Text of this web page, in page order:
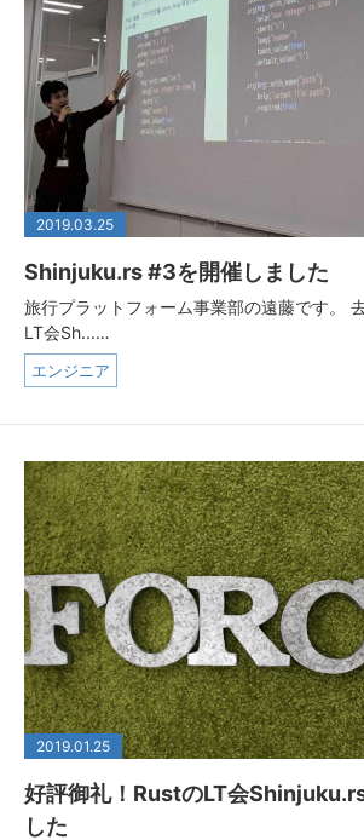
2019.03.25
Shinjuku.rs #3を開催しました
旅行プラットフォーム事業部の遠藤です。
LT会Sh...…
エンジニア
2019.01.25
好評御礼！RustのLT会
した